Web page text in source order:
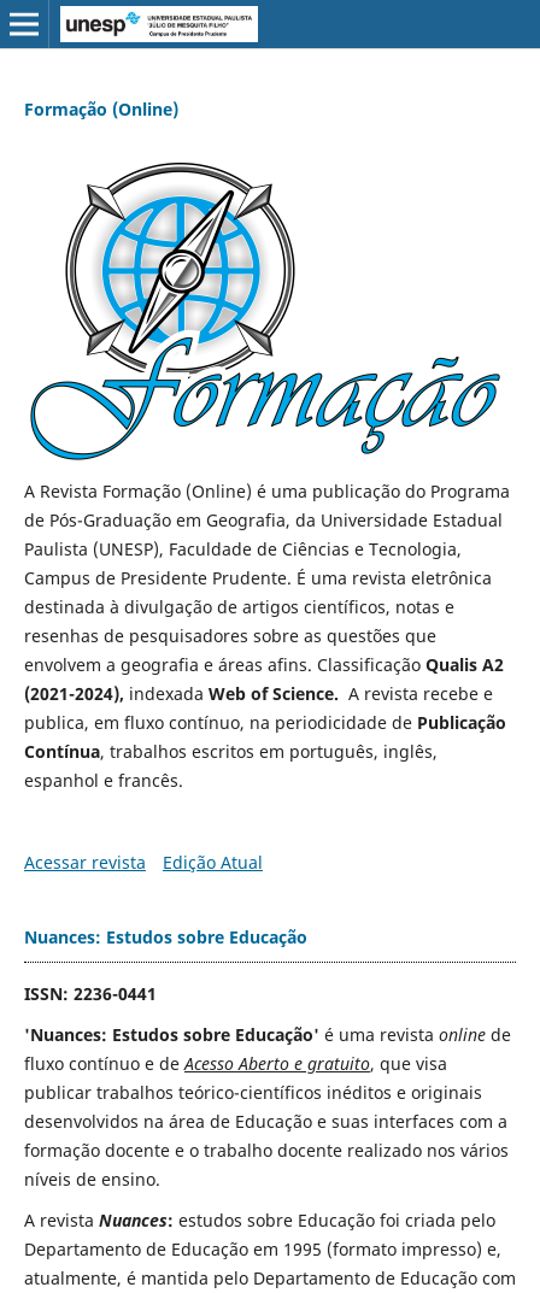
Formação (Online)
A Revista Formação (Online) é uma publicação do Programa
de Pós-Graduação em Geografia, da Universidade Estadual
Paulista (UNESP), Faculdade de Ciências e Tecnologia,
Campus de Presidente Prudente. É uma revista eletrônica
destinada à divulgação de artigos científicos, notas e
resenhas de pesquisadores sobre as questões que
envolvem a geografia e áreas afins. Classificação Qualis A2
(2021-2024), indexada Web of Science. A revista recebe e
publica, em fluxo contínuo, na periodicidade de Publicação
Contínua, trabalhos escritos em português, inglês,
espanhol e francês.
Acessar revista Edição Atual
Nuances: Estudos sobre Educação
ISSN: 2236-0441
'Nuances: Estudos sobre Educação' é uma revista onlinede
fluxo contínuo e deAcesso Aberto e gratuito, que visa
publicar trabalhos teórico-científicos inéditos e originais
desenvolvidos na área de Educação e suas interfaces com a
formação docente e o trabalho docente realizado nos vários
níveis de ensino.
A revista Nuances: estudos sobre Educação foi criada pelo
Departamento de Educação em 1995 (formato impresso) e,
atualmente, é mantida pelo Departamento de Educação com